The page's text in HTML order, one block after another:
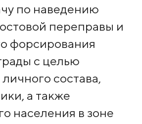
по наведению
переправы и
форсирования
с целью
состава,
а также
населения в зоне